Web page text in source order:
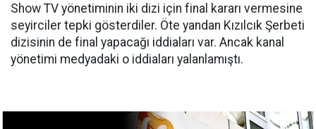
Show TV yönetiminin iki dizi için final kararı vermesine
seyirciler tepki gösterdiler. Öte yandan Kızılcık Şerbeti
dizisinin de final yapacağı iddiaları var. Ancak kanal
yönetimi medyadaki o iddiaları yalanlamıştı.